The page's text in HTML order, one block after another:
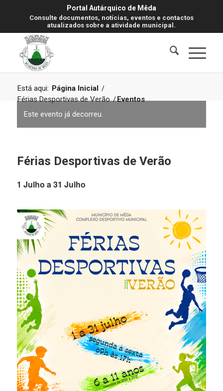
Portal Autárquico de Mêda
Consulte documentos, notícias, eventos e contactos
atualizados sobre a atividade municipal.
Está aqui: Página Inicial /
Férias Desportivas de Verão /Eventos
Este evento já decorreu.
Férias Desportivas de Verão
1 Julho a31 Julho